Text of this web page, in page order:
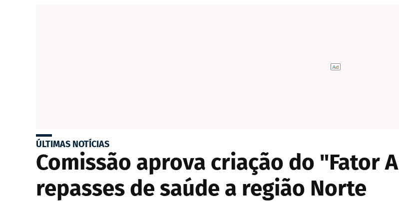
ÚLTIMAS NOTÍCIAS
Comissão aprova criação do "Fator
repasses de saúde a região Norte